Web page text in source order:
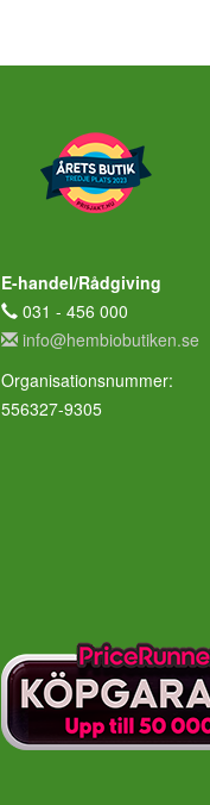
E-handel/Rådgiving
031 - 456 000
info@hembiobutiken.se
Organisationsnummer:
556327-9305